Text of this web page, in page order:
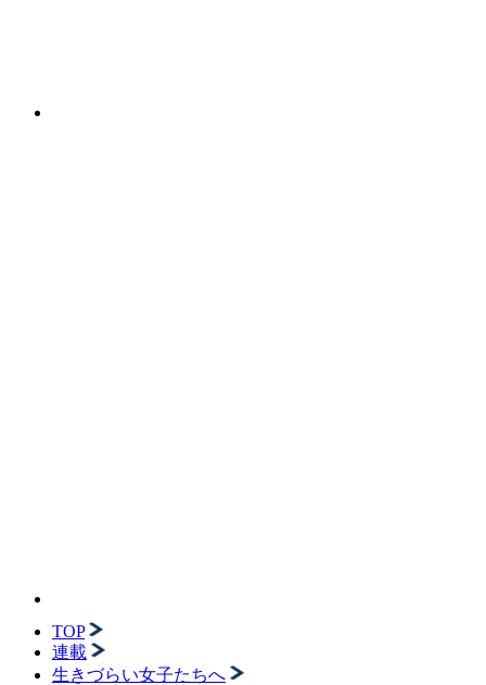
TOP
連載
生きづらい女子たちへ